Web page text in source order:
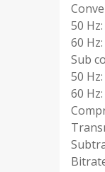
50
60
Sub
50
60